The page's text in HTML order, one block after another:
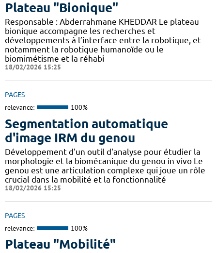
Plateau "Bionique"
Responsable : Abderrahmane KHEDDAR Le plateau
bionique accompagne les recherches et
développements à l’interface entre la robotique, et
notamment la robotique humanoïde ou le
biomimétisme et la réhabi
18/02/2026 15:25
PAGES
relevance: 100%
Segmentation automatique
d'image IRM du genou
Développement d'un outil d'analyse pour étudier la
morphologie et la biomécanique du genou in vivo Le
genou est une articulation complexe qui joue un rôle
crucial dans la mobilité et la fonctionnalité
18/02/2026 15:25
PAGES
relevance: 100%
Plateau "Mobilité"